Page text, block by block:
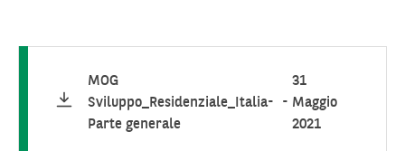
MOG
Sviluppo_Residenziale_Italia-
Parte generale
-
31
Maggio
2021